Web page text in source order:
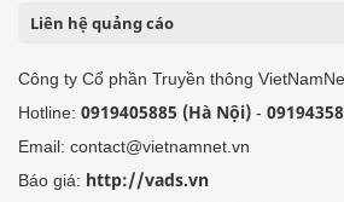
Liên hệ quảng cáo
Công ty Cổ phần Truyền thông
Hotline: 0919405885 (Hà Nội) -
Email: contact@vietnamnet.vn
Báo giá: http://vads.vn